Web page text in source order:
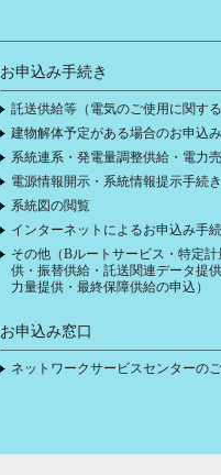
お申込み手続き
託送供給等（電気のご使用に関する
建物解体予定がある場合のお申込
系統連系・発電量調整供給・電力
電源情報開示・系統情報提示手続
系統図の閲覧
インターネットによるお申込み手
その他（Bルートサービス・特定
供・振替供給・託送関連データ提
力量提供・最終保障供給の申込）
お申込み窓口
ネットワークサービスセンターの